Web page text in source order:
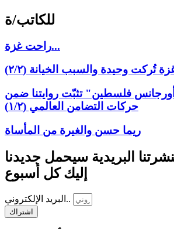
للكاتب/ة
راحت غزة...
وحيدة والسبب الخيانة (٢/٢)
فلسطين" تثبّت روايتنا ضمن
حركات التضامن العالمي (١/٢)
ريما حسن والغيرة من المأساة
البريدية سيحمل جديدنا
إليك كل أسبوع
البريد الإلكتروني..
اشتراك